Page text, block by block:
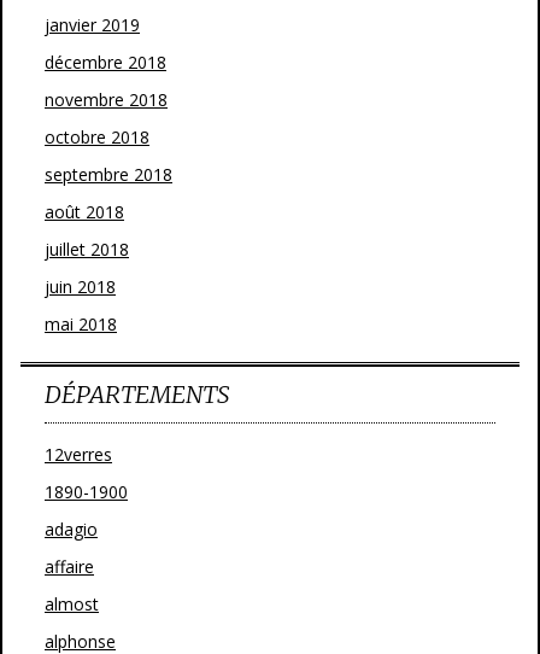
janvier 2019
décembre 2018
novembre 2018
octobre 2018
septembre 2018
août 2018
juillet 2018
juin 2018
mai 2018
DÉPARTEMENTS
12verres
1890-1900
adagio
affaire
almost
alphonse